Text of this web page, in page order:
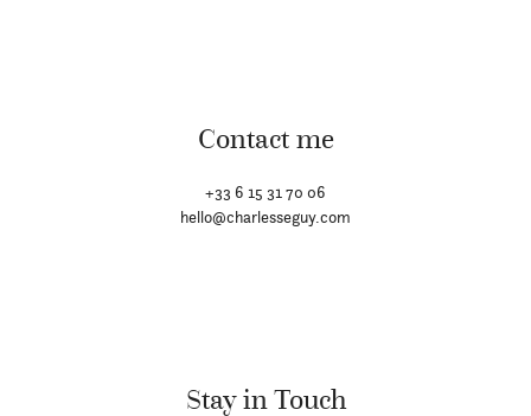
Contact me
+33 6 15 31 70 06
hello@charlesseguy.com
Stay in Touch